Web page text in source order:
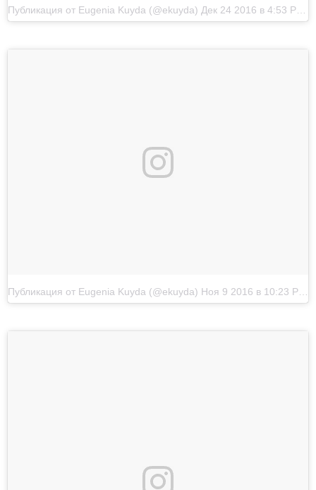
Публикация от Eugenia Kuyda (@ekuyda) Дек 24 2016 в 4:53 PST
Публикация от Eugenia Kuyda (@ekuyda) Ноя 9 2016 в 10:23 PST